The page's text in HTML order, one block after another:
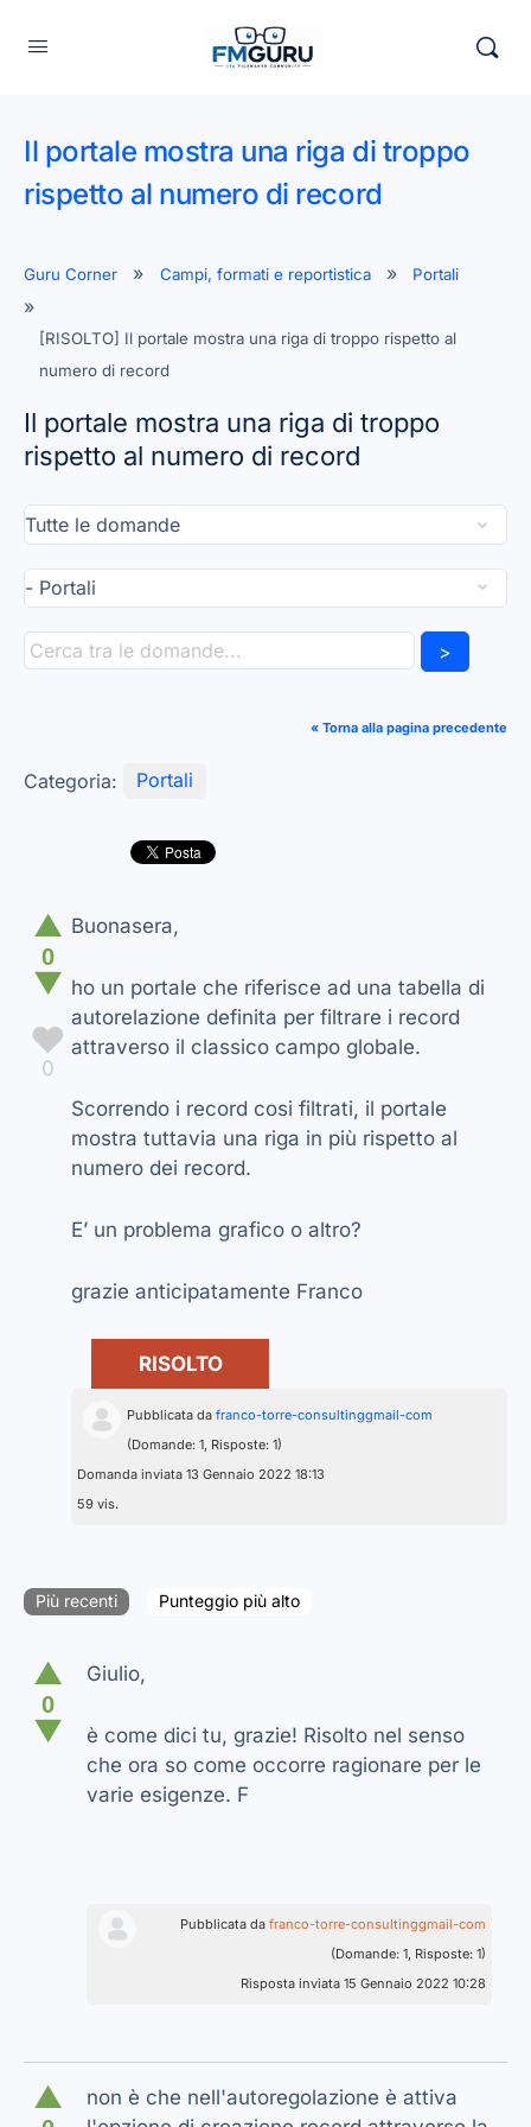
Il portale mostra una riga di troppo
rispetto al numero di record
Guru Corner Campi, formati e reportistica Portali
[RISOLTO] Il portale mostra una riga di troppo rispetto al
numero di record
Il portale mostra una riga di troppo
rispetto al numero di record
>
« Torna alla pagina precedente
Categoria: Portali
▲
0
▼
♥
0
Buonasera,
ho un portale che riferisce ad una tabella di
autorelazione definita per filtrare i record
attraverso il classico campo globale.
Scorrendo i record cosi filtrati, il portale
mostra tuttavia una riga in più rispetto al
numero dei record.
E’ un problema grafico o altro?
grazie anticipatamente Franco
RISOLTO
Pubblicata da franco-torre-consultinggmail-com
(Domande: 1, Risposte: 1)
Domanda inviata 13 Gennaio 2022 18:13
59 vis.
Più recenti Punteggio più alto
▲
0
▼
Giulio,
è come dici tu, grazie! Risolto nel senso
che ora so come occorre ragionare per le
varie esigenze. F
Pubblicata da franco-torre-consultinggmail-com
(Domande: 1, Risposte: 1)
Risposta inviata 15 Gennaio 2022 10:28
▲
non è che nell'autoregolazione è attiva